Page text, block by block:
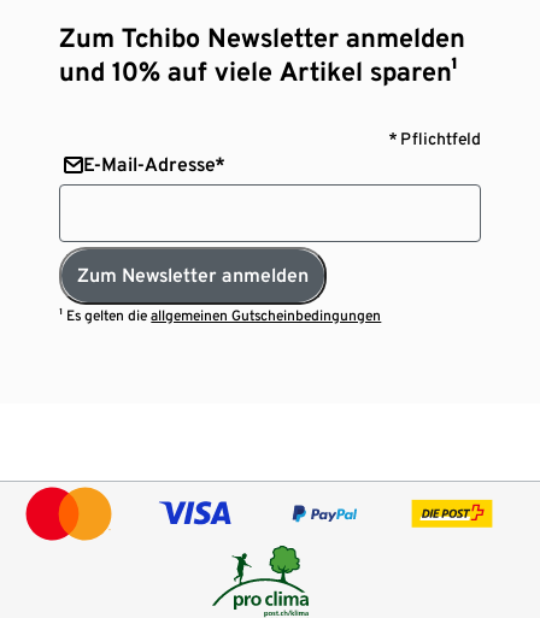
Zum Tchibo Newsletter anmelden
und 10% auf viele Artikel sparen¹
* Pflichtfeld
E-Mail-Adresse*
Zum Newsletter anmelden
¹ Es gelten dieallgemeinen Gutscheinbedingungen